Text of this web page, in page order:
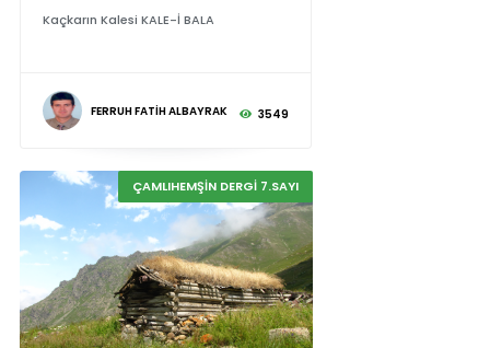
Kaçkarın Kalesi KALE-İ BALA
FERRUH FATİH ALBAYRAK 3549
ÇAMLIHEMŞİN DERGİ 7.SAYI